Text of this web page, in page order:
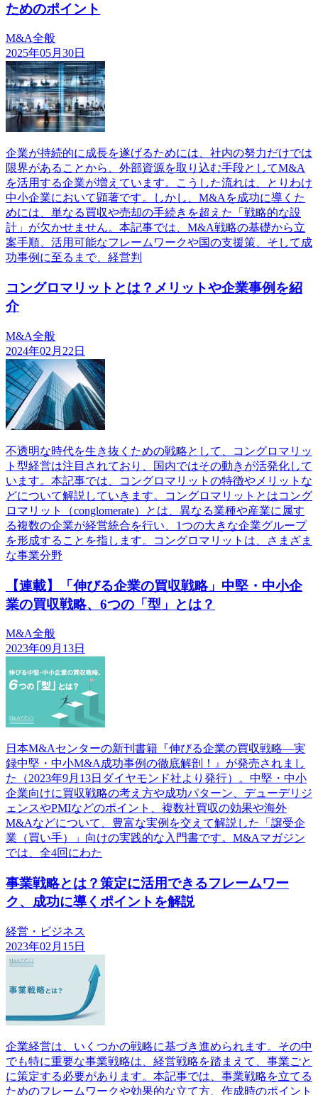
ためのポイント
M&A全般
2025年05月30日
企業が持続的に成長を遂げるためには、社内の努力だけでは
限界があることから、外部資源を取り込む手段としてM&A
を活用する企業が増えています。こうした流れは、とりわけ
中小企業において顕著です。しかし、M&Aを成功に導くた
めには、単なる買収や売却の手続きを超えた「戦略的な設
計」が欠かせません。本記事では、M&A戦略の基礎から立
案手順、活用可能なフレームワークや国の支援策、そして成
功事例に至るまで、経営判
コングロマリットとは？メリットや企業事例を紹
介
M&A全般
2024年02月22日
不透明な時代を生き抜くための戦略として、コングロマリッ
ト型経営は注目されており、国内ではその動きが活発化して
います。本記事では、コングロマリットの特徴やメリットな
どについて解説していきます。コングロマリットとはコング
ロマリット（conglomerate）とは、異なる業種や産業に属す
る複数の企業が経営統合を行い、1つの大きな企業グループ
を形成することを指します。コングロマリットは、さまざま
な事業分野
【連載】「伸びる企業の買収戦略」中堅・中小企
業の買収戦略、6つの「型」とは？
M&A全般
2023年09月13日
日本M&Aセンターの新刊書籍『伸びる企業の買収戦略―実
録中堅・中小M&A成功事例の徹底解剖！』が発売されまし
た（2023年9月13日ダイヤモンド社より発行）。中堅・中小
企業向けに買収戦略の考え方や成功パターン、デューデリジ
ェンスやPMIなどのポイント、複数社買収の効果や海外
M&Aなどについて、豊富な実例を交えて解説した「譲受企
業（買い手）」向けの実践的な入門書です。M&Aマガジン
では、全4回にわた
事業戦略とは？策定に活用できるフレームワー
ク、成功に導くポイントを解説
経営・ビジネス
2023年02月15日
企業経営は、いくつかの戦略に基づき進められます。その中
でも特に重要な事業戦略は、経営戦略を踏まえて、事業ごと
に策定する必要があります。本記事では、事業戦略を立てる
ためのフレームワークや効果的な立て方、作成時のポイント